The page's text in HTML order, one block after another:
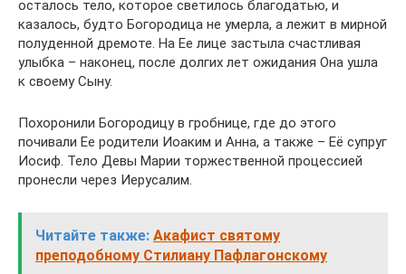
осталось тело, которое светилось благодатью, и
казалось, будто Богородица не умерла, а лежит в мирной
полуденной дремоте. На Ее лице застыла счастливая
улыбка – наконец, после долгих лет ожидания Она ушла
к своему Сыну.
Похоронили Богородицу в гробнице, где до этого
почивали Ее родители Иоаким и Анна, а также – Её супруг
Иосиф. Тело Девы Марии торжественной процессией
пронесли через Иерусалим.
Читайте также: Акафист святому
преподобному Стилиану Пафлагонскому